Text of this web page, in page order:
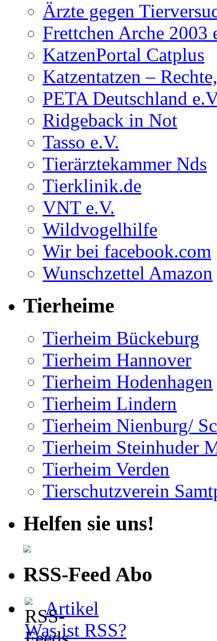
Ärzte gegen
Frettchen Arche 2003
KatzenPortal Catplus
Katzentatzen –
PETA Deutschland
Ridgeback in Not
Tasso e.V.
Tierärztekammer Nds
Tierklinik.de
VNT e.V.
Wildvogelhilfe
Wir bei facebook.com
Wunschzettel Amazon
Tierheime
Tierheim Bückeburg
Tierheim Hannover
Tierheim Hodenhagen
Tierheim Lindern
Tierheim Nienburg/
Tierheim Steinhuder
Tierheim Verden
Tierschutzverein
Helfen sie uns!
RSS-Feed Abo
Artikel
Was ist RSS?